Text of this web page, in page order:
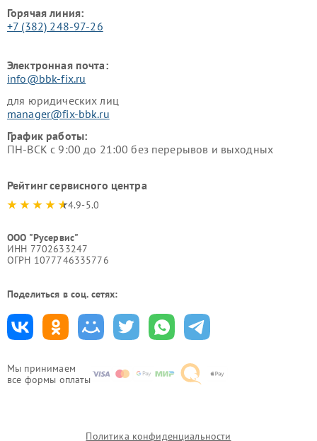
Мы принимаем
все формы оплаты
Горячая линия:
+7 (382) 248-97-26
Электронная почта:
info@bbk-fix.ru
для юридических лиц
manager@fix-bbk.ru
График работы:
ПН-ВСК с 9:00 до 21:00 без перерывов и выходных
Рейтинг сервисного центра
4.9-5.0
ООО "Русервис"
ИНН 7702633247
ОГРН 1077746335776
Поделиться в соц. сетях:
Политика конфиденциальности